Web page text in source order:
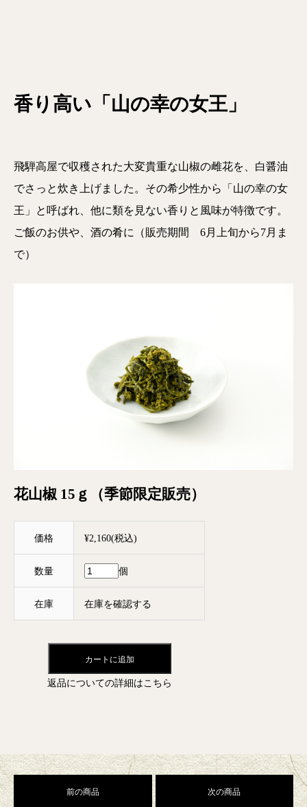
香り高い「山の幸の女王」
飛騨高屋で収穫された大変貴重な山椒の雌花を、白醤油
でさっと炊き上げました。その希少性から「山の幸の女
王」と呼ばれ、他に類を見ない香りと風味が特徴です。
ご飯のお供や、酒の肴に（販売期間 6月上旬から7月ま
で）
花山椒 15ｇ（季節限定販売）
価格 ¥2,160(税込)
数量 個
在庫 在庫を確認する
カートに追加
返品についての詳細はこちら
前の商品 次の商品